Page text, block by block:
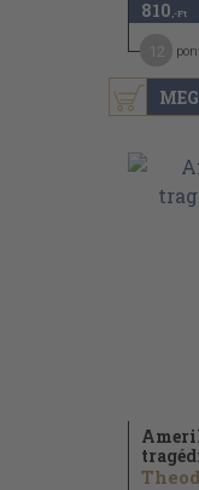
810 ,-Ft